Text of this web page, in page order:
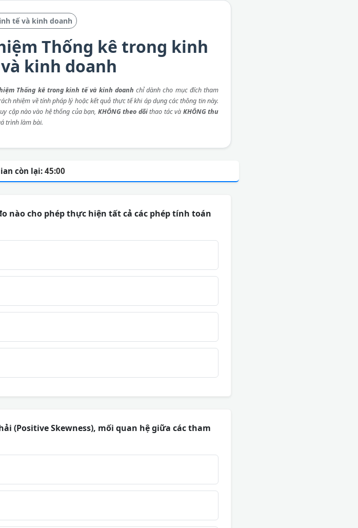
tế và kinh doanh
Thống kê trong kinh
kinh doanh
Thống kê trong kinh tế và kinh doanh chỉ dành cho mục đích tham
nhiệm về tính pháp lý hoặc kết quả thực tế khi áp dụng các thông tin này.
cập nào vào hệ thống của bạn, KHÔNG theo dõithao tác và KHÔNG thu
trình làm bài.
còn lại:45:00
nào cho phép thực hiện tất cả các phép tính toán
(Positive Skewness), mối quan hệ giữa các tham